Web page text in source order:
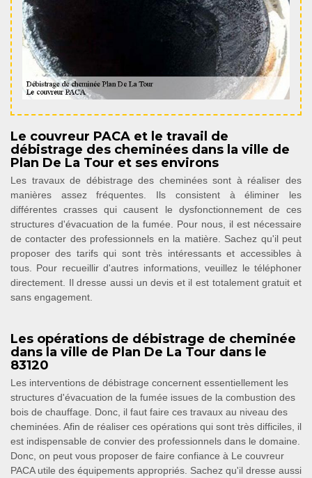
Le couvreur PACA et le travail de
débistrage des cheminées dans la ville de
Plan De La Tour et ses environs
Les travaux de débistrage des cheminées sont à réaliser des
manières assez fréquentes. Ils consistent à éliminer les
différentes crasses qui causent le dysfonctionnement de ces
structures d'évacuation de la fumée. Pour nous, il est nécessaire
de contacter des professionnels en la matière. Sachez qu'il peut
proposer des tarifs qui sont très intéressants et accessibles à
tous. Pour recueillir d'autres informations, veuillez le téléphoner
directement. Il dresse aussi un devis et il est totalement gratuit et
sans engagement.
Les opérations de débistrage de cheminée
dans la ville de Plan De La Tour dans le
83120
Les interventions de débistrage concernent essentiellement les
structures d'évacuation de la fumée issues de la combustion des
bois de chauffage. Donc, il faut faire ces travaux au niveau des
cheminées. Afin de réaliser ces opérations qui sont très difficiles, il
est indispensable de convier des professionnels dans le domaine.
Donc, on peut vous proposer de faire confiance à Le couvreur
PACA utile des équipements appropriés. Sachez qu'il dresse aussi